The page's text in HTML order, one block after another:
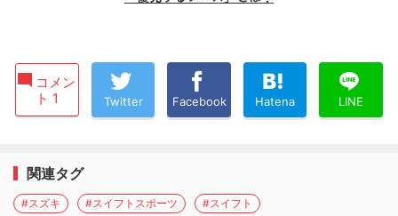
コメン
ト 1
Twitter Facebook Hatena LINE
関連タグ
#スズキ #スイフトスポーツ #スイフト